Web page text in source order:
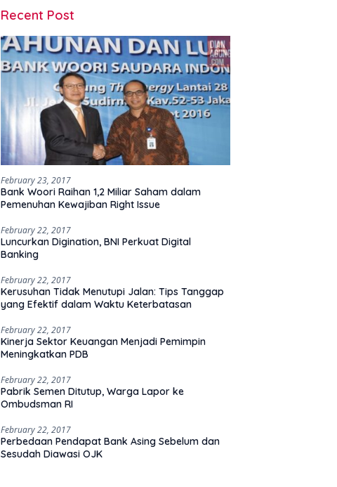
Recent Post
February 23, 2017
Bank Woori Raihan 1,2 Miliar Saham dalam
Pemenuhan Kewajiban Right Issue
February 22, 2017
Luncurkan Digination, BNI Perkuat Digital
Banking
February 22, 2017
Kerusuhan Tidak Menutupi Jalan: Tips Tanggap
yang Efektif dalam Waktu Keterbatasan
February 22, 2017
Kinerja Sektor Keuangan Menjadi Pemimpin
Meningkatkan PDB
February 22, 2017
Pabrik Semen Ditutup, Warga Lapor ke
Ombudsman RI
February 22, 2017
Perbedaan Pendapat Bank Asing Sebelum dan
Sesudah Diawasi OJK